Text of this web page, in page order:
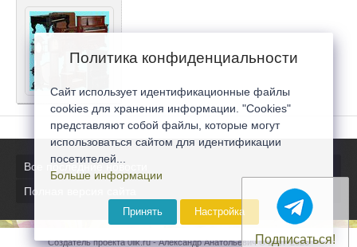
Все последние новости
Полная версия сайта
Создатель проекта 0lik.ru - Александр Анатольевич © 2007-2026
Подписаться!
Политика конфиденциальности
Сайт использует идентификационные файлы
cookies для хранения информации. "Cookies"
представляют собой файлы, которые могут
использоваться сайтом для идентификации
посетителей...
Больше информации
Принять Настройка